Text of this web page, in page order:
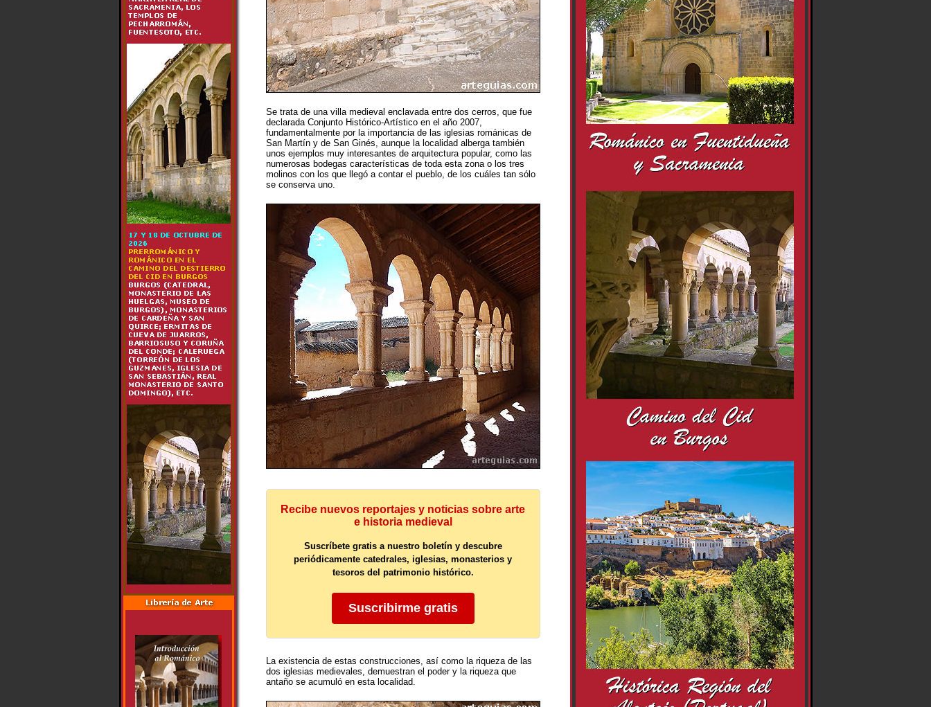
Se trata de una villa medieval enclavada entre dos cerros, que fue
declarada Conjunto Histórico-Artístico en el año 2007,
fundamentalmente por la importancia de las iglesias románicas de
San Martín y de San Ginés, aunque la localidad alberga también
unos ejemplos muy interesantes de arquitectura popular, como las
numerosas bodegas características de toda esta zona o los tres
molinos con los que llegó a contar el pueblo, de los cuáles tan sólo
se conserva uno.
Recibe nuevos reportajes y noticias sobre arte
e historia medieval
Suscríbete gratis a nuestro boletín y descubre
periódicamente catedrales, iglesias, monasterios y
tesoros del patrimonio histórico.
Suscribirme gratis
La existencia de estas construcciones, así como la riqueza de las
dos iglesias medievales, demuestran el poder y la riqueza que
antaño se acumuló en esta localidad.